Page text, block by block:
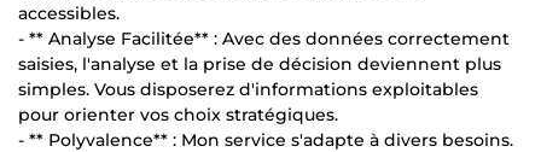
accessibles.
- ** Analyse Facilitée** : Avec des données correctement
saisies, l'analyse et la prise de décision deviennent plus
simples. Vous disposerez d'informations exploitables
pour orienter vos choix stratégiques.
- ** Polyvalence** : Mon service s'adapte à divers besoins.